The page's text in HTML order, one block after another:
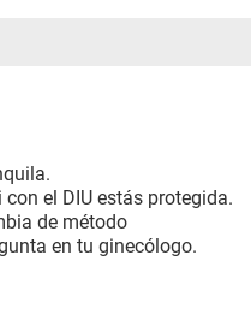
el DIU estás protegida.
de método
en tu ginecólogo.